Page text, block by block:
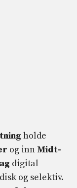
holde
og inn Midt-
digital
og selektiv.